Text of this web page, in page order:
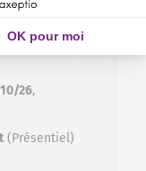
26,
(Présentiel)